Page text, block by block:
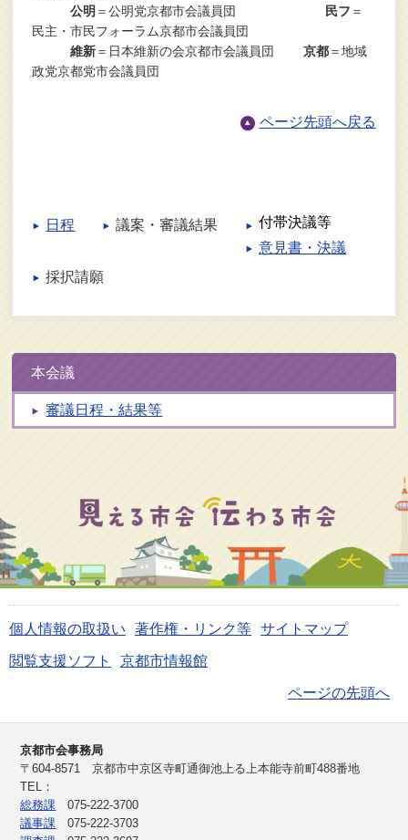
公明 ＝公明党京都市会議員団 民フ ＝
民主・市民フォーラム京都市会議員団
維新＝日本維新の会京都市会議員団京都＝地域
政党京都党市会議員団
ページ先頭へ戻る
日程 議案・審議結果
付帯決議等
意見書・決議
採択請願
本会議
審議日程・結果等
個人情報の取扱い 著作権・リンク等 サイトマップ
閲覧支援ソフト 京都市情報館
ページの先頭へ
京都市会事務局
〒604-8571 京都市中京区寺町通御池上る上本能寺前町488番地
TEL：
総務課 075-222-3700
議事課 075-222-3703